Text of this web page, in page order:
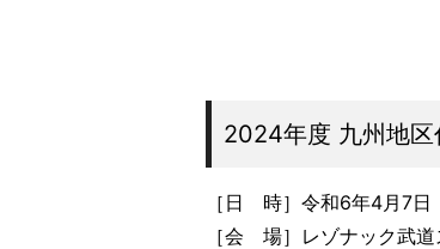
2024年度 九州地区
［日 時］令和6年4月7日
［会 場］レゾナック武